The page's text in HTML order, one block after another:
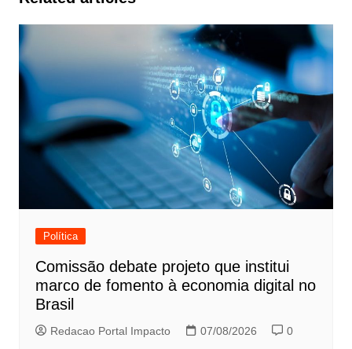
Política
Comissão debate projeto que institui
marco de fomento à economia digital no
Brasil
Redacao Portal Impacto 07/08/2026 0